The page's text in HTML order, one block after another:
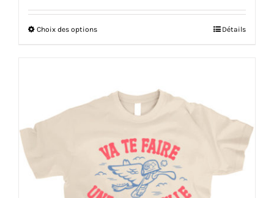
Choix des optionsCe
options
peuvent
sur
la
page
du
produit
Détails